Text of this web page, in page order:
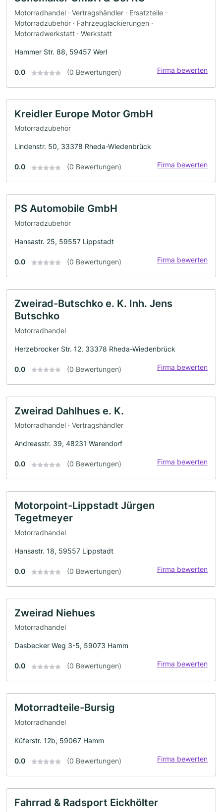
Motorradhandel · Vertragshändler · Ersatzteile ·
Motorradzubehör · Fahrzeuglackierungen ·
Motorradwerkstatt · Werkstatt
Hammer Str. 88, 59457 Werl
0.0 (0 Bewertungen) Firma bewerten
Kreidler Europe Motor GmbH
Motorradzubehör
Lindenstr. 50, 33378 Rheda-Wiedenbrück
0.0 (0 Bewertungen) Firma bewerten
PS Automobile GmbH
Motorradzubehör
Hansastr. 25, 59557 Lippstadt
0.0 (0 Bewertungen) Firma bewerten
Zweirad-Butschko e. K. Inh. Jens
Butschko
Motorradhandel
Herzebrocker Str. 12, 33378 Rheda-Wiedenbrück
0.0 (0 Bewertungen) Firma bewerten
Zweirad Dahlhues e. K.
Motorradhandel · Vertragshändler
Andreasstr. 39, 48231 Warendorf
0.0 (0 Bewertungen) Firma bewerten
Motorpoint-Lippstadt Jürgen
Tegetmeyer
Motorradhandel
Hansastr. 18, 59557 Lippstadt
0.0 (0 Bewertungen) Firma bewerten
Zweirad Niehues
Motorradhandel
Dasbecker Weg 3-5, 59073 Hamm
0.0 (0 Bewertungen) Firma bewerten
Motorradteile-Bursig
Motorradhandel
Küferstr. 12b, 59067 Hamm
0.0 (0 Bewertungen) Firma bewerten
Fahrrad & Radsport Eickhölter